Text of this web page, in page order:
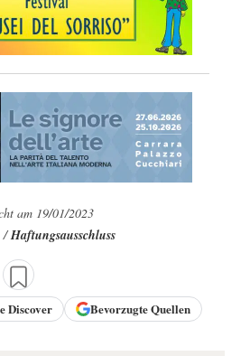
am 19/01/2023
/Haftungsausschluss
Discover Bevorzugte Quellen